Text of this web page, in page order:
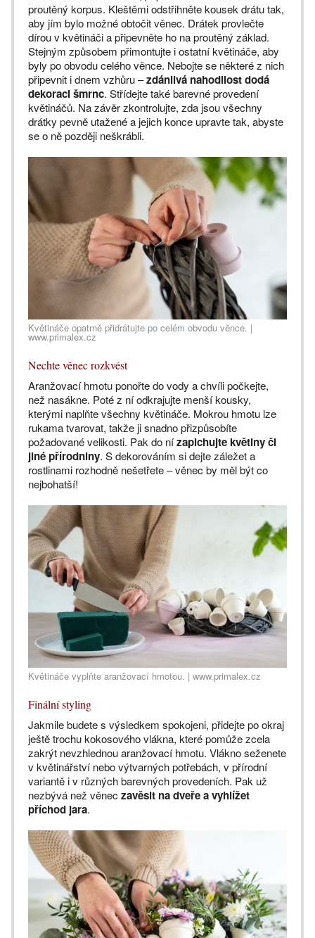
proutěný korpus. Kleštěmi odstřihněte kousek drátu tak,
aby jím bylo možné obtočit věnec. Drátek provlečte
dírou v květináči a připevněte ho na proutěný základ.
Stejným způsobem přimontujte i ostatní květináče, aby
byly po obvodu celého věnce. Nebojte se některé z nich
připevnit i dnem vzhůru –zdánlivá nahodilost dodá
dekoraci šmrnc. Střídejte také barevné provedení
květináčů. Na závěr zkontrolujte, zda jsou všechny
drátky pevně utažené a jejich konce upravte tak, abyste
se o ně později neškrábli.
Květináče opatrně přidrátujte po celém obvodu věnce. |
www.primalex.cz
Nechte věnec rozkvést
Aranžovací hmotu ponořte do vody a chvíli počkejte,
než nasákne. Poté z ní odkrajujte menší kousky,
kterými naplňte všechny květináče. Mokrou hmotu lze
rukama tvarovat, takže ji snadno přizpůsobíte
požadované velikosti. Pak do nízapichujte květiny či
jiné přírodniny. S dekorováním si dejte záležet a
rostlinami rozhodně nešetřete – věnec by měl být co
nejbohatší!
Květináče vyplňte aranžovací hmotou. | www.primalex.cz
Finální styling
Jakmile budete s výsledkem spokojeni, přidejte po okraj
ještě trochu kokosového vlákna, které pomůže zcela
zakrýt nevzhlednou aranžovací hmotu. Vlákno seženete
v květinářství nebo výtvarných potřebách, v přírodní
variantě i v různých barevných provedeních. Pak už
nezbývá než věnec zavěsit na dveře a vyhlížet
příchod jara.